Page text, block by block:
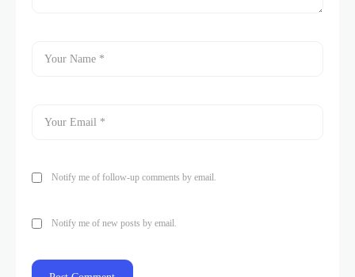
Notify me of follow-up comments by email.
Notify me of new posts by email.